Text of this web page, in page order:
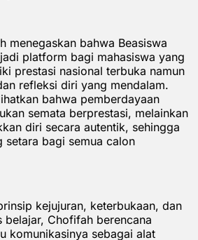
menegaskan bahwa Beasiswa
platform bagi mahasiswa yang
prestasi nasional terbuka namun
refleksi diri yang mendalam.
bahwa pemberdayaan
semata berprestasi, melainkan
diri secara autentik, sehingga
setara bagi semua calon
kejujuran, keterbukaan, dan
belajar, Chofifah berencana
komunikasinya sebagai alat